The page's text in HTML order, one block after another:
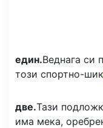
един.Веднага си
този спортно-шик
две.Тази
има мека,